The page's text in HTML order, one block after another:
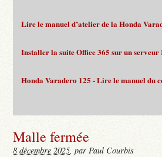
Lire le manuel d’atelier de la Honda
Installer la suite Office 365 sur un serveur
Honda Varadero 125 - Lire le manuel du
Malle fermée
8 décembre 2025, par Paul Courbis